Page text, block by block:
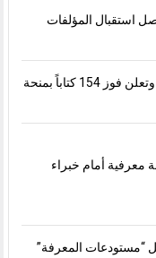
استقبال المؤلفات
“الشارقة للكتاب” تعزز التواصل بين لغات العالم وتعلن فوز 154 كتاباً بمنحة
أكثر من 18 مليون وثيقة معرفية أمام خبراء
يناقش مستقبل “مستودعات المعرفة”